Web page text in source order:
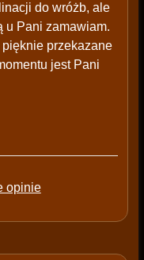
do wróżb, ale
u Pani zamawiam.
pięknie przekazane
jest Pani
opinie